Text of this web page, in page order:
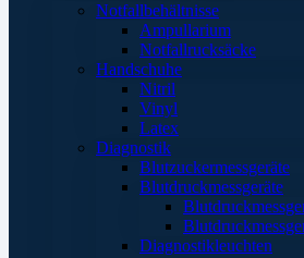
Notfallbehältnisse
Ampullarium
Notfallrucksäcke
Handschuhe
Nitril
Vinyl
Latex
Diagnostik
Blutzuckermessgeräte
Blutdruckmessgeräte
Diagnostikleuchten